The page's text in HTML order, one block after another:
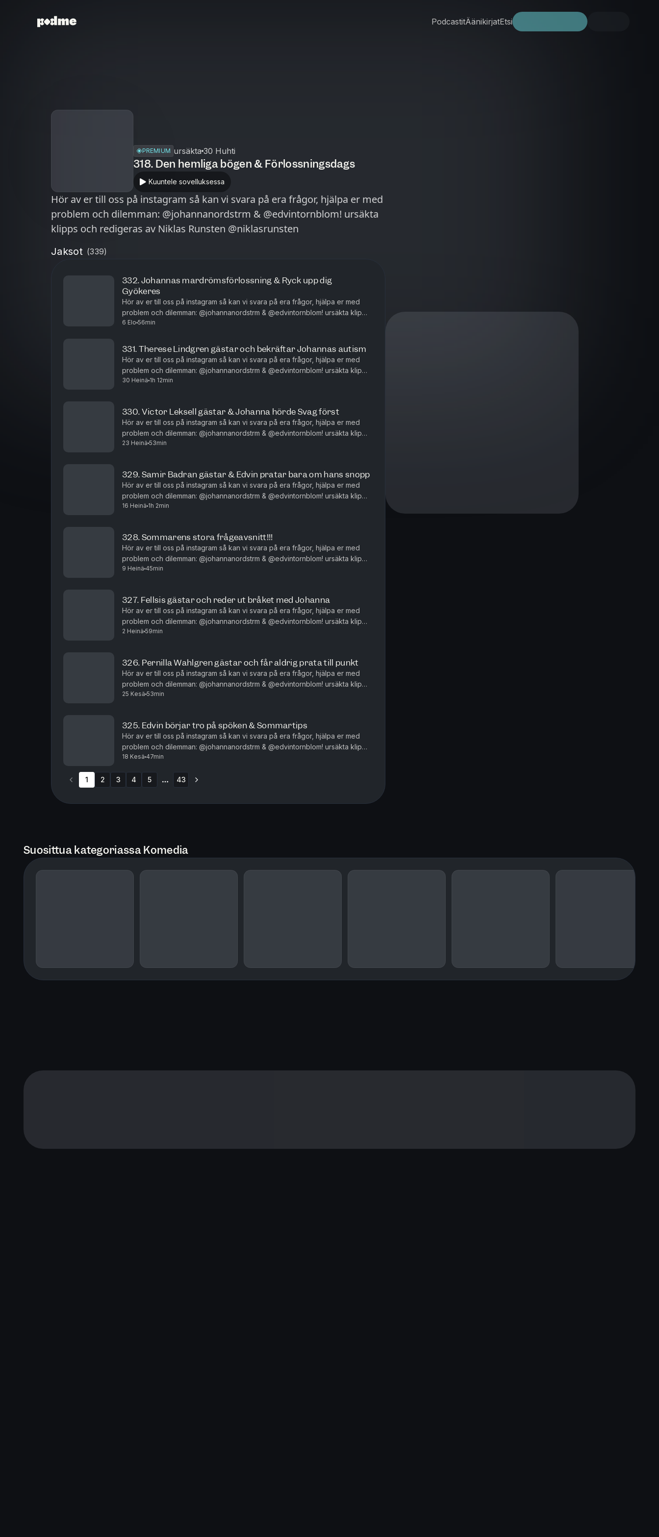
PodcastitÄänikirjatEtsi
PREMIUM ursäkta 30 Huhti
318. Den hemliga bögen & Förlossningsdags
Kuuntele sovelluksessa
Hör av er till oss på instagram så kan vi svara på era frågor, hjälpa er med
problem och dilemman: @johannanordstrm & @edvintornblom! ursäkta
klipps och redigeras av Niklas Runsten @niklasrunsten
Jaksot (339)
332. Johannas mardrömsförlossning & Ryck upp dig
Gyökeres
Hör av er till oss på instagram så kan vi svara på era frågor, hjälpa er med
problem och dilemman: @johannanordstrm & @edvintornblom! ursäkta klipps
och redigeras av Niklas Runsten @niklasrunsten
6 Elo 56min
331. Therese Lindgren gästar och bekräftar Johannas autism
Hör av er till oss på instagram så kan vi svara på era frågor, hjälpa er med
problem och dilemman: @johannanordstrm & @edvintornblom! ursäkta klipps
och redigeras av Niklas Runsten @niklasrunsten
30 Heinä 1h 12min
330. Victor Leksell gästar & Johanna hörde Svag först
Hör av er till oss på instagram så kan vi svara på era frågor, hjälpa er med
problem och dilemman: @johannanordstrm & @edvintornblom! ursäkta klipps
och redigeras av Niklas Runsten @niklasrunsten
23 Heinä 53min
329. Samir Badran gästar & Edvin pratar bara om hans snopp
Hör av er till oss på instagram så kan vi svara på era frågor, hjälpa er med
problem och dilemman: @johannanordstrm & @edvintornblom! ursäkta klipps
och redigeras av Niklas Runsten @niklasrunsten
16 Heinä 1h 2min
328. Sommarens stora frågeavsnitt!!!
Hör av er till oss på instagram så kan vi svara på era frågor, hjälpa er med
problem och dilemman: @johannanordstrm & @edvintornblom! ursäkta klipps
och redigeras av Niklas Runsten @niklasrunsten
9 Heinä 45min
327. Fellsis gästar och reder ut bråket med Johanna
Hör av er till oss på instagram så kan vi svara på era frågor, hjälpa er med
problem och dilemman: @johannanordstrm & @edvintornblom! ursäkta klipps
och redigeras av Niklas Runsten @niklasrunsten
2 Heinä 59min
326. Pernilla Wahlgren gästar och får aldrig prata till punkt
Hör av er till oss på instagram så kan vi svara på era frågor, hjälpa er med
problem och dilemman: @johannanordstrm & @edvintornblom! ursäkta klipps
och redigeras av Niklas Runsten @niklasrunsten
25 Kesä 53min
325. Edvin börjar tro på spöken & Sommartips
Hör av er till oss på instagram så kan vi svara på era frågor, hjälpa er med
problem och dilemman: @johannanordstrm & @edvintornblom! ursäkta klipps
och redigeras av Niklas Runsten @niklasrunsten
18 Kesä 47min
1 2 3 4 5 43
Suosittua kategoriassa Komedia